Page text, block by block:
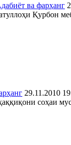
ва фарҳанг
Қурбон
29.11.2010
соҳаи